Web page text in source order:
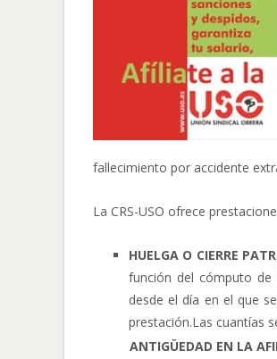
fallecimiento por accidente
La CRS-USO ofrece
HUELGA O CIERRE
función del cómputo
desde el día en el que
prestación.Las cuantías
ANTIGÜEDAD EN LA